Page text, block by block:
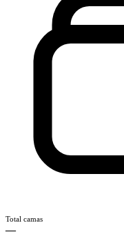
Total camas